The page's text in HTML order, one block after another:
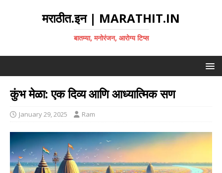
मराठीत.इन | MARATHIT.IN
बातम्या, मनोरंजन, आरोग्य टिप्स
कुंभ मेळा: एक दिव्य आणि आध्यात्मिक सण
January 29, 2025 Ram